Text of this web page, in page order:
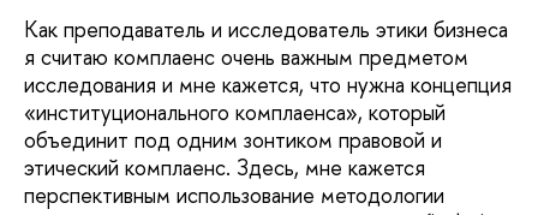
Как преподаватель и исследователь этики бизнеса
я считаю комплаенс очень важным предметом
исследования и мне кажется, что нужна концепция
«институционального комплаенса», который
объединит под одним зонтиком правовой и
этический комплаенс. Здесь, мне кажется
перспективным использование методологии